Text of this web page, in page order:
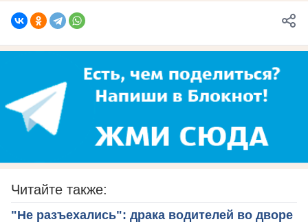
Читайте также:
"Не разъехались": драка водителей во дворе